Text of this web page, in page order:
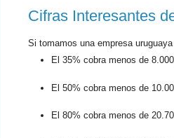
Cifras Interesantes
Si tomamos una empresa
El 35% cobra menos de
El 50% cobra menos de
El 80% cobra menos de